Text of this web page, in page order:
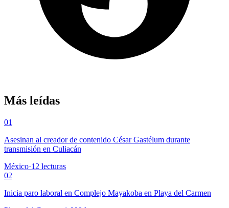
Más leídas
01
Asesinan al creador de contenido César Gastélum durante
transmisión en Culiacán
México·12 lecturas
02
Inicia paro laboral en Complejo Mayakoba en Playa del Carmen